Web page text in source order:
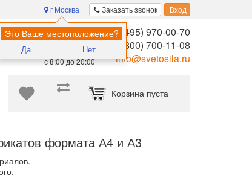
Заказать звонок Вход
г Москва
Это Ваше местоположение?
Да Нет
Помощь в
выборе:
Ежедневно,
с 8:00 до 20:00
8 (495) 970-00-70
8 (800) 700-11-08
info@svetosila.ru
Найти
Корзина пуста
формата А4 и А3